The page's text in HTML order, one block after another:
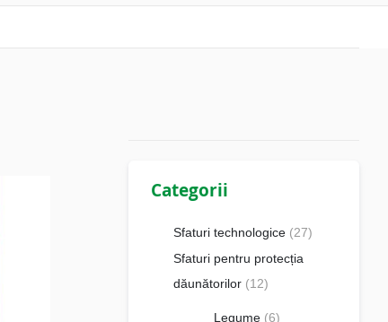
Categorii
Sfaturi technologice (27)
Sfaturi pentru protecția
dăunătorilor (12)
Legume (6)